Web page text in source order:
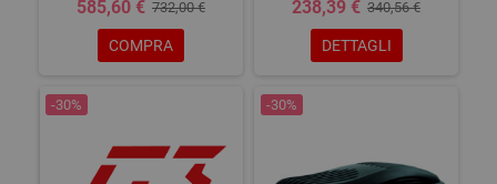
585,60 € 732,00 €
COMPRA
238,39 € 340,56 €
DETTAGLI
-30% -30%